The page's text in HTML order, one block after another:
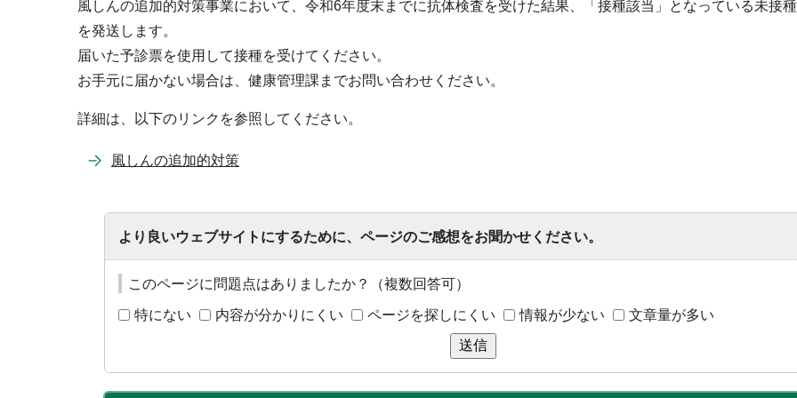
風しんの追加的対策事業において、令和6年度末までに抗体検査を受けた結果、「接種該当」となっている未接
を発送します。
届いた予診票を使用して接種を受けてください。
お手元に届かない場合は、健康管理課までお問い合わせください。
詳細は、以下のリンクを参照してください。
風しんの追加的対策
より良いウェブサイトにするために、ページのご感想をお聞かせください。
このページに問題点はありましたか？（複数回答可）
特にない 内容が分かりにくい ページを探しにくい 情報が少ない
文章量が多い
送信